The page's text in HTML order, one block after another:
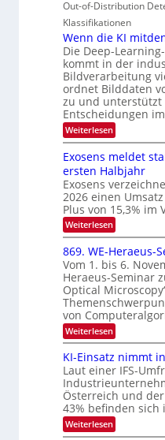
I
O
N
T
e
c
h
T
a
l
k
s
n
a
u
f
d
e
r
V
S
I
O
N
2
0
2
6
a
g
u
n
g
z
u
E
l
e
k
t
r
o
n
i
k
-
u
n
d
B
i
d
v
e
r
a
Out-of-Distribution
Klassifikationen
Wenn die KI
Die Deep-
kommt in der
Bildverarbeitung
ordnet Bilddaten
zu und unterstützt
Entscheidungen
Weiterlesen:
W
n
n
d
i
e
K
I
m
i
t
d
e
n
k
t
Exosens meldet
ersten Halbjahr
Exosens
2026 einen
Plus von 15,3% im
Weiterlesen:
E
x
o
s
e
n
s
m
e
l
d
e
t
s
t
a
r
k
e
869. WE-Heraeus-
Vom 1. bis 6.
Heraeus-Seminar
Optical
von
Weiterlesen:
8
9
.
W
E
-
H
e
KI-Einsatz nimmt
Laut einer IFS-
Österreich und
43% befinden sich
Weiterlesen:
K